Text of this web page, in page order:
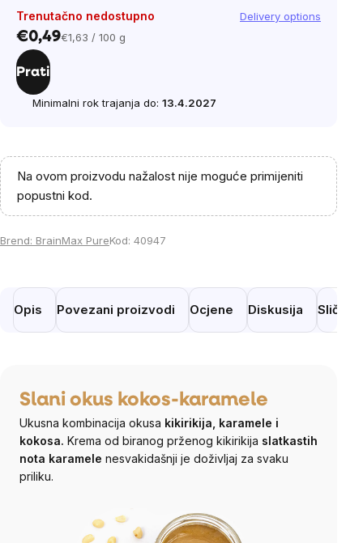
Trenutačno nedostupno Delivery options
€0,49Cijena
€1,63 / 100 g
Prati
Minimalni rok trajanja do: 13.4.2027
Na ovom proizvodu nažalost nije moguće primijeniti
popustni kod.
Brend: BrainMax PureKod: 40947
Opis Povezani proizvodi Ocjene Diskusija Slični
Slani okus kokos-karamele
Ukusna kombinacija okusa kikirikija, karamele i
kokosa. Krema od biranog prženog kikirikija slatkastih
nota karamele nesvakidašnji je doživljaj za svaku
priliku.